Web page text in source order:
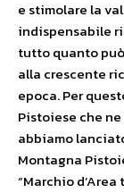
e stimolare la
indispensabile
tutto quanto
alla crescente
epoca. Per
Pistoiese che
abbiamo
Montagna
“Marchio